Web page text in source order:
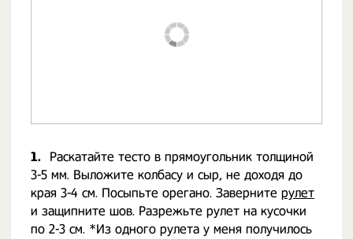
1.
Раскатайте тесто в прямоугольник толщиной
3-5 мм. Выложите колбасу и сыр, не доходя до
края 3-4 см. Посыпьте орегано. Заверните рулет
и защипните шов. Разрежьте рулет на кусочки
по 2-3 см. *Из одного рулета у меня получилось